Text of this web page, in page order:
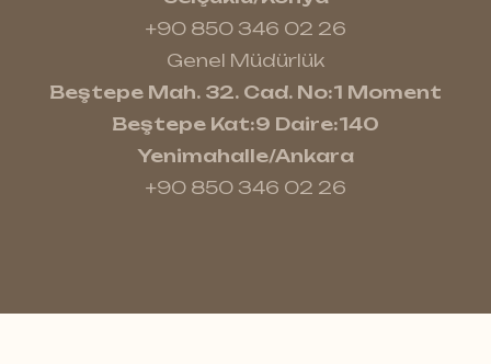
+90 850 346 02 26
Genel Müdürlük
Beştepe Mah. 32. Cad. No:1 Moment
Beştepe Kat:9 Daire:140
Yenimahalle/Ankara
+90 850 346 02 26